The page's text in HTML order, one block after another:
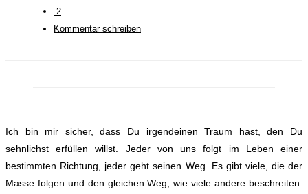
2
Kommentar schreiben
Ich bin mir sicher, dass Du irgendeinen Traum hast, den Du
sehnlichst erfüllen willst. Jeder von uns folgt im Leben einer
bestimmten Richtung, jeder geht seinen Weg. Es gibt viele, die der
Masse folgen und den gleichen Weg, wie viele andere beschreiten.